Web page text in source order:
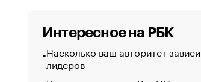
Интересное на РБК
Насколько ваш авторитет
лидеров